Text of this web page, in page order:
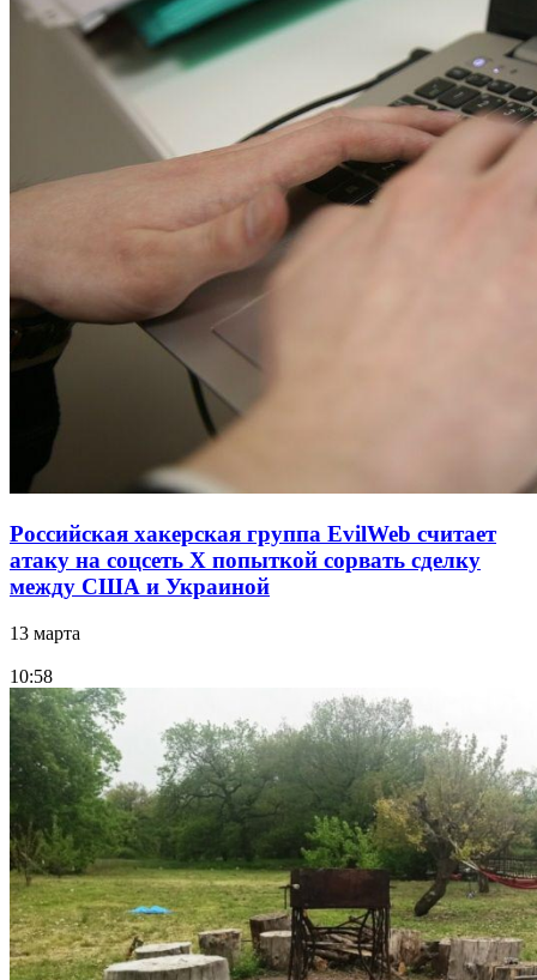
Российская хакерская группа EvilWeb считает
атаку на соцсеть Х попыткой сорвать сделку
между США и Украиной
13 марта
10:58